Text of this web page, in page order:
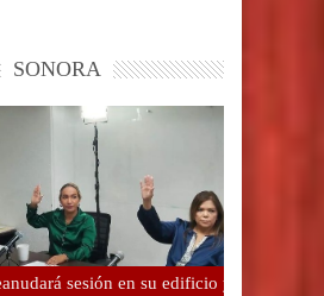
SONORA
sesión en su edificio y